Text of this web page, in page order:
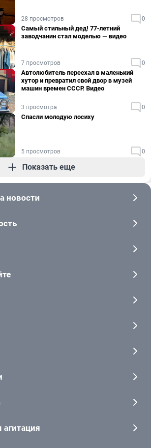
28 просмотров 0
Самый стильный дед! 77-летний
заводчанин стал моделью — видео
7 просмотров 0
Автолюбитель переехал в маленький
хутор и превратил свой двор в музей
машин времен СССР. Видео
3 просмотра 0
Спасли молодую лосиху
5 просмотров 0
Показать еще
новости